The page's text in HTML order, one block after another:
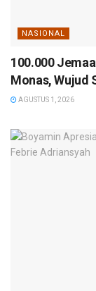
NASIONAL
100.000
Monas, Wujud
AGUSTUS 1, 2026